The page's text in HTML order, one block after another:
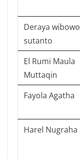
Deraya wibowo
sutanto
El Rumi Maula
Muttaqin
Fayola Agatha
Harel Nugraha